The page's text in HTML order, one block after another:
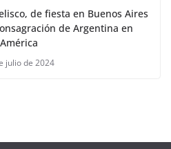
de fiesta en Buenos Aires
de Argentina en
julio de 2024